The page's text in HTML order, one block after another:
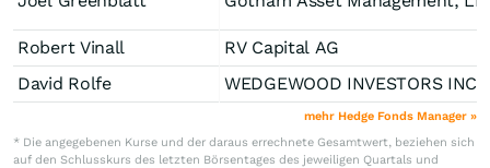
Robert Vinall
RV Capital AG
David Rolfe
mehr Hedge Fonds Manager »
* Die angegebenen Kurse und der daraus errechnete Gesamtwert, beziehen sich
auf den Schlusskurs des letzten Börsentages des jeweiligen Quartals und